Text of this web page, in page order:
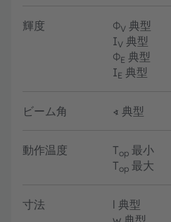
輝度 ΦV 典型
IV 典型
ΦE 典型
IE 典型
ビーム角 ∢ 典型
動作温度 Top 最小
Top 最大
寸法 l 典型